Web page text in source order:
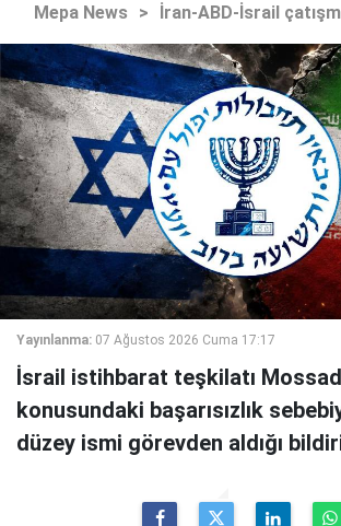
Mepa News > İran-ABD-İsrail
Yayınlanma: 07 Ağustos 2026 Cuma 17:17
İsrail istihbarat teşkilatı
konusundaki başarısızlık
düzey ismi görevden aldığı